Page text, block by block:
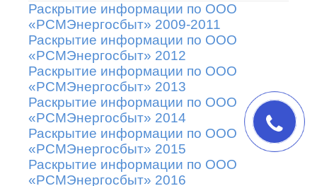
Раскрытие информации по ООО
«РСМЭнергосбыт» 2009-2011
Раскрытие информации по ООО
«РСМЭнергосбыт» 2012
Раскрытие информации по ООО
«РСМЭнергосбыт» 2013
Раскрытие информации по ООО
«РСМЭнергосбыт» 2014
Раскрытие информации по ООО
«РСМЭнергосбыт» 2015
Раскрытие информации по ООО
«РСМЭнергосбыт» 2016